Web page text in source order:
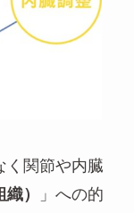
く関節や内臓
）
」への的